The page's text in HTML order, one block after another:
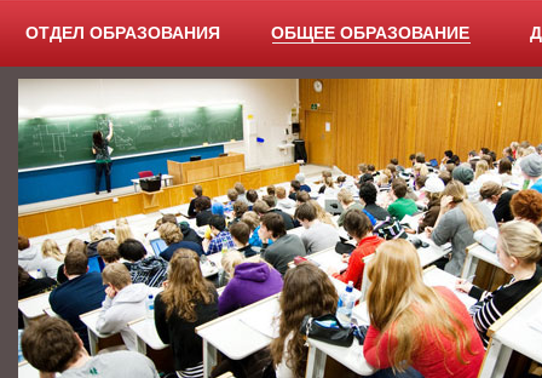
ОТДЕЛ ОБРАЗОВАНИЯ ОБЩЕЕ ОБРАЗОВАНИЕ